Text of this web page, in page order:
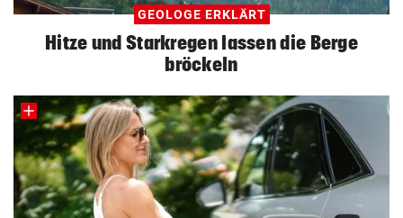
GEOLOGE ERKLÄRT
Hitze und Starkregen lassen die Berge
bröckeln